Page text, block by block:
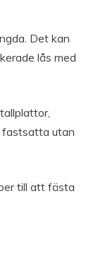
Det kan
lås med
fastsatta utan
till att fästa